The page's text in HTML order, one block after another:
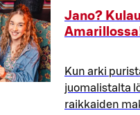
Jano?
Kun arki
juomalistalta
raikkaiden